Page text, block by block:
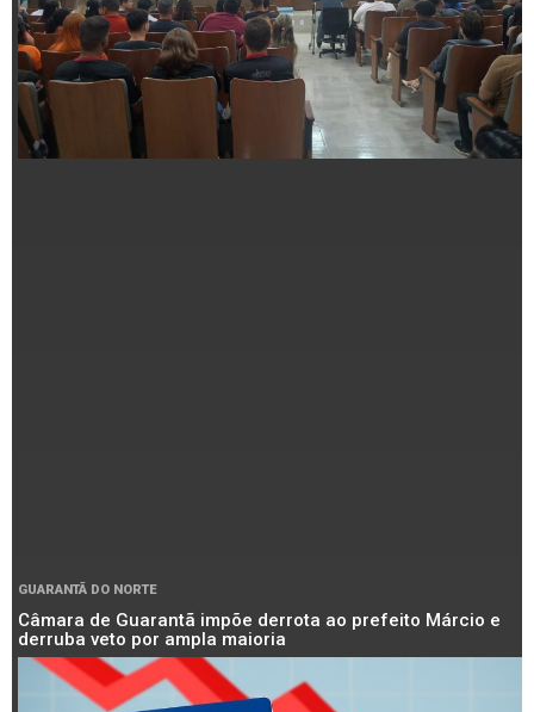
GUARANTÃ DO NORTE
Câmara de Guarantã impõe derrota ao prefeito Márcio e
derruba veto por ampla maioria